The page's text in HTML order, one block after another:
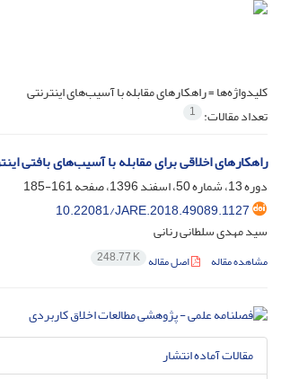
کلیدواژه‌ها =راهکارهای مقابله با آسیب‌های اینترنتی
تعداد مقالات: 1
راهکارهای اخلاقی برای مقابله با آسیب‌های بافتی
دوره 13، شماره 50، اسفند 1396، صفحه
161-185
10.22081/JARE.2018.49089.1127
سید مهدی سلطانی رنانی
مشاهده مقاله اصل مقاله 248.77 K
مقالات آماده انتشار